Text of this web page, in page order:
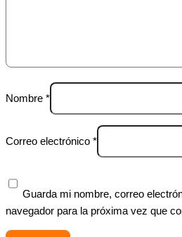
Nombre *
Correo electrónico *
Guarda mi nombre, correo
navegador para la próxima vez que